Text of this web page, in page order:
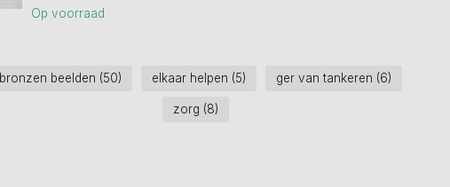
Op voorraad
bronzen beelden (50) elkaar helpen (5) ger van tankeren (6)
zorg (8)